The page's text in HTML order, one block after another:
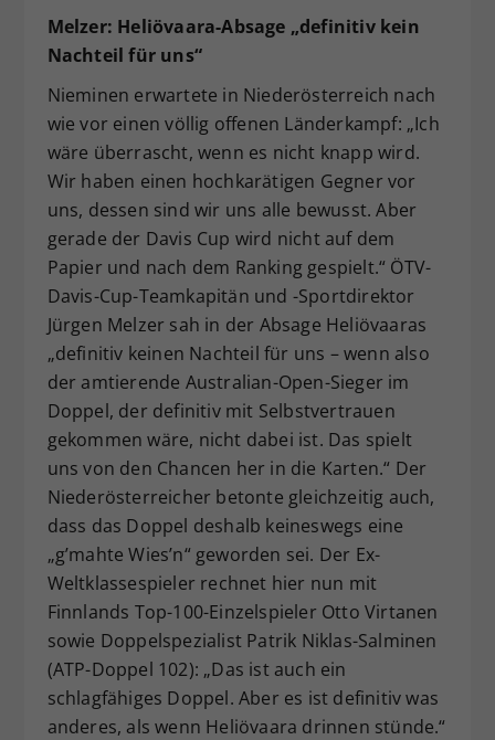
Melzer: Heliövaara-Absage „definitiv kein
Nachteil für uns“
Nieminen erwartete in Niederösterreich nach
wie vor einen völlig offenen Länderkampf: „Ich
wäre überrascht, wenn es nicht knapp wird.
Wir haben einen hochkarätigen Gegner vor
uns, dessen sind wir uns alle bewusst. Aber
gerade der Davis Cup wird nicht auf dem
Papier und nach dem Ranking gespielt.“ ÖTV-
Davis-Cup-Teamkapitän und -Sportdirektor
Jürgen Melzer sah in der Absage Heliövaaras
„definitiv keinen Nachteil für uns – wenn also
der amtierende Australian-Open-Sieger im
Doppel, der definitiv mit Selbstvertrauen
gekommen wäre, nicht dabei ist. Das spielt
uns von den Chancen her in die Karten.“ Der
Niederösterreicher betonte gleichzeitig auch,
dass das Doppel deshalb keineswegs eine
„g’mahte Wies’n“ geworden sei. Der Ex-
Weltklassespieler rechnet hier nun mit
Finnlands Top-100-Einzelspieler Otto Virtanen
sowie Doppelspezialist Patrik Niklas-Salminen
(ATP-Doppel 102): „Das ist auch ein
schlagfähiges Doppel. Aber es ist definitiv was
anderes, als wenn Heliövaara drinnen stünde.“